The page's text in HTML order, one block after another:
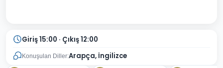
Giriş 15:00 · Çıkış 12:00
Konuşulan Diller:Arapça, İngilizce